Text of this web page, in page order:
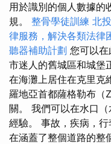
用於識別的個人數據的
規。 整骨學徒訓練 北
律服務，解決各類法律
聽器補助計劃 您可以
市迷人的舊城區和城堡
在海灘上居住在克里克
羅地亞首都薩格勒布（
關。 我們可以在水口
經驗。 事故，疾病，
在涵蓋了整個道路的整